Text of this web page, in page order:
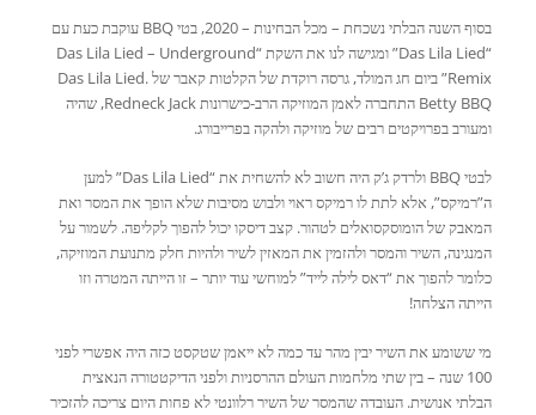
בסוף השנה הבלתי נשכחת – מכל הבחינות – 2020, בטי BBQ עוקבת כעת עם
“Das Lila Lied” ומגישה לנו את השקת
“Das Lila Lied – Underground
Remix” ביום חג המולד, גרסה רוקדת של הקלטות קאבר של Das Lila Lied.
Betty BBQ התחברה לאמן המוזיקה הרב-כישרונות Redneck Jack, שהיה
ומעורב בפרויקטים רבים של מוזיקה ולהקה בפרייבורג.
לבטי BBQ ולרדק ג’ק היה חשוב לא להשחית את “Das Lila Lied” למען
ה”רמיקס”, אלא לתת לו רמיקס ראוי ולבוש מסיבות שלא הופך את המסר ואת
המאבק של הומוסקסואלים לטהור. קצב דיסקו יכול להפוך לקליפה.לשמור על
המנגינה, השיר והמסר ולהזמין את המאזין לשיר ולהיות חלק מתנועת המוזיקה,
כלומר להפוך את “דאס לילה לייד” למוחשי עוד יותר – זו הייתה המטרה וזו
הייתה הצלחה!
מי ששומע את השיר יבין מהר עד כמה לא ייאמן שטקסט כזה היה אפשרי לפני
100 שנה – בין שתי מלחמות העולם ההרסניות ולפני הדיקטטורה הנאצית
הבלתי אנושית. העובדה שהמסר של השיר רלוונטי לא פחות היום צריכה להזכיר